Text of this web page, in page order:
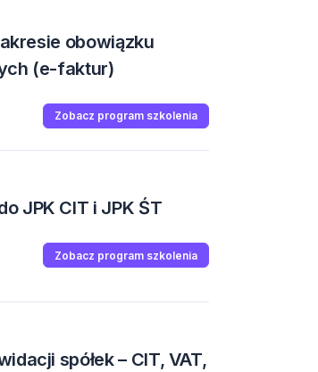
obowiązku
(e-faktur)
Zobacz program szkolenia
JPK CIT i JPK ŚT
Zobacz program szkolenia
spółek – CIT, VAT,